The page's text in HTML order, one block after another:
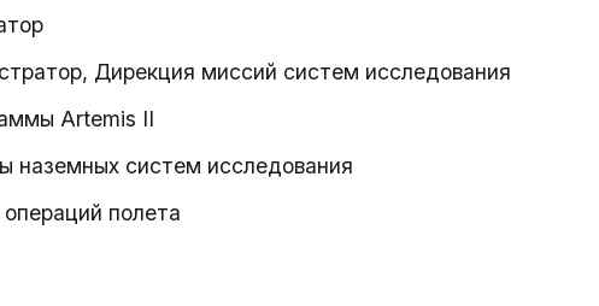
Дирекция миссий систем исследования
Artemis II
наземных систем исследования
полета